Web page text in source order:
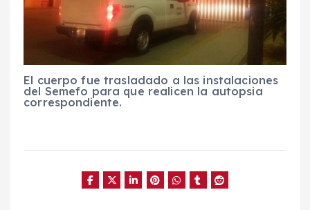
El cuerpo fue trasladado a las instalaciones
del Semefo para que realicen la autopsia
correspondiente.